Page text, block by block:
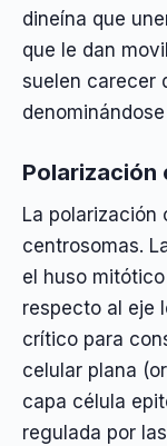
dineína que
que le dan
suelen carecer
Polarización
La polarización
centrosomas.
el huso
respecto al eje
crítico para
celular plana
capa célula
regulada por